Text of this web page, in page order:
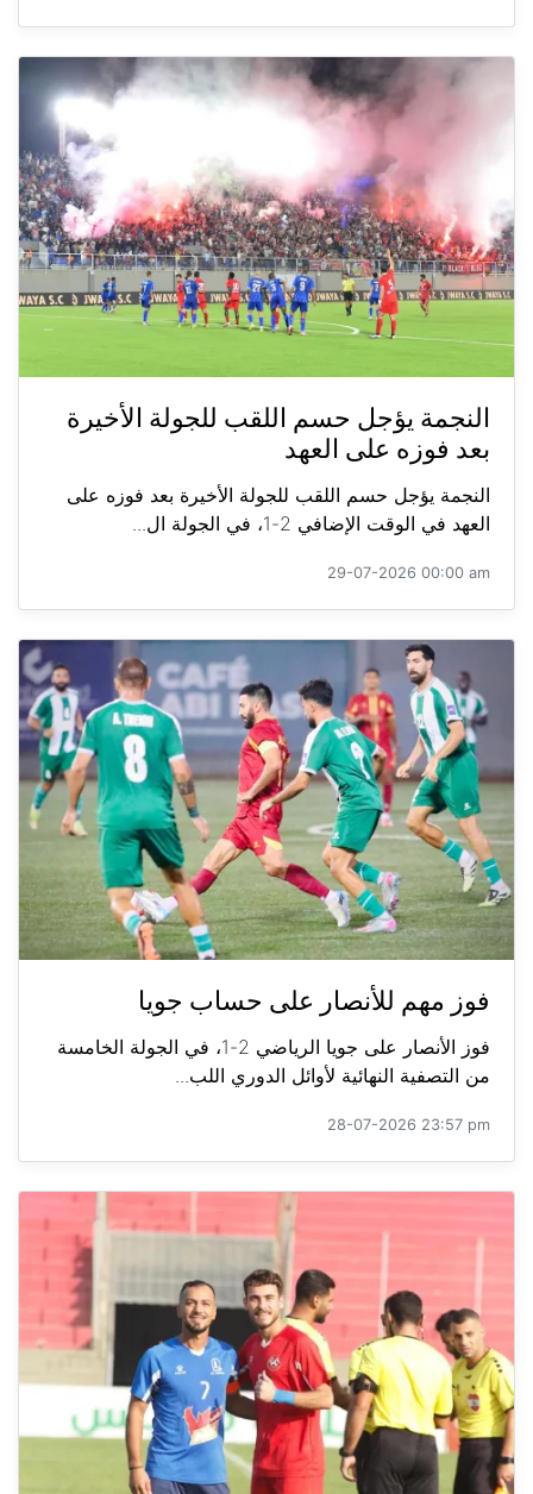
النجمة يؤجل حسم اللقب للجولة الأخيرة
بعد فوزه على العهد
النجمة يؤجل حسم اللقب للجولة الأخيرة بعد فوزه على
العهد في الوقت الإضافي 2-1، في الجولة ال...
29-07-2026 00:00 am
فوز مهم للأنصار على حساب جويا
فوز الأنصار على جويا الرياضي 2-1، في الجولة الخامسة
من التصفية النهائية لأوائل الدوري اللب...
28-07-2026 23:57 pm